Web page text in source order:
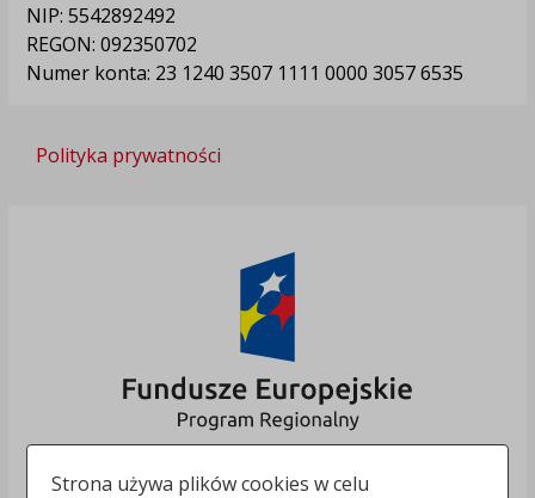
NIP: 5542892492
REGON: 092350702
Numer konta: 23 1240 3507 1111 0000 3057 6535
Polityka prywatności
Strona używa plików cookies w celu